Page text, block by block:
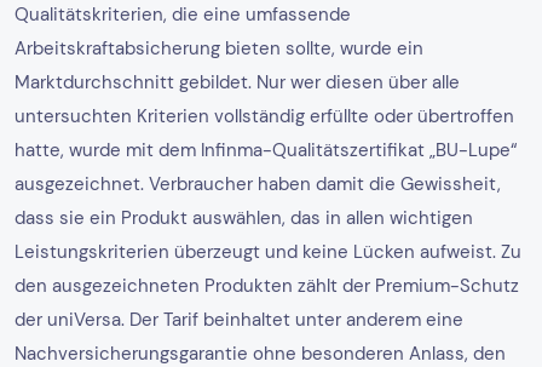
Qualitätskriterien, die eine umfassende
Arbeitskraftabsicherung bieten sollte, wurde ein
Marktdurchschnitt gebildet. Nur wer diesen über alle
untersuchten Kriterien vollständig erfüllte oder übertroffen
hatte, wurde mit dem Infinma-Qualitätszertifikat „BU-Lupe“
ausgezeichnet. Verbraucher haben damit die Gewissheit,
dass sie ein Produkt auswählen, das in allen wichtigen
Leistungskriterien überzeugt und keine Lücken aufweist. Zu
den ausgezeichneten Produkten zählt der Premium-Schutz
der uniVersa. Der Tarif beinhaltet unter anderem eine
Nachversicherungsgarantie ohne besonderen Anlass, den